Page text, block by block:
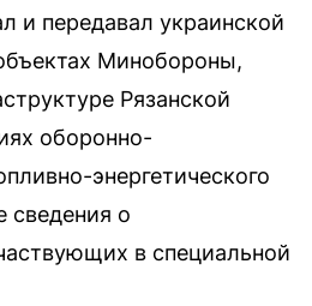
и передавал украинской
Минобороны,
Рязанской
оборонно-
энергетического
сведения о
в специальной